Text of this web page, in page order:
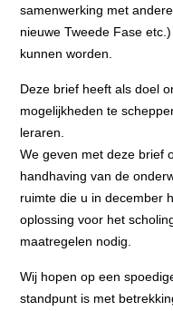
samenwerking met
nieuwe Tweede Fase
kunnen worden.
Deze brief heeft als doel
mogelijkheden te
leraren.
We geven met deze brief
handhaving van de
ruimte die u in december
oplossing voor het
maatregelen nodig.
Wij hopen op een
standpunt is met